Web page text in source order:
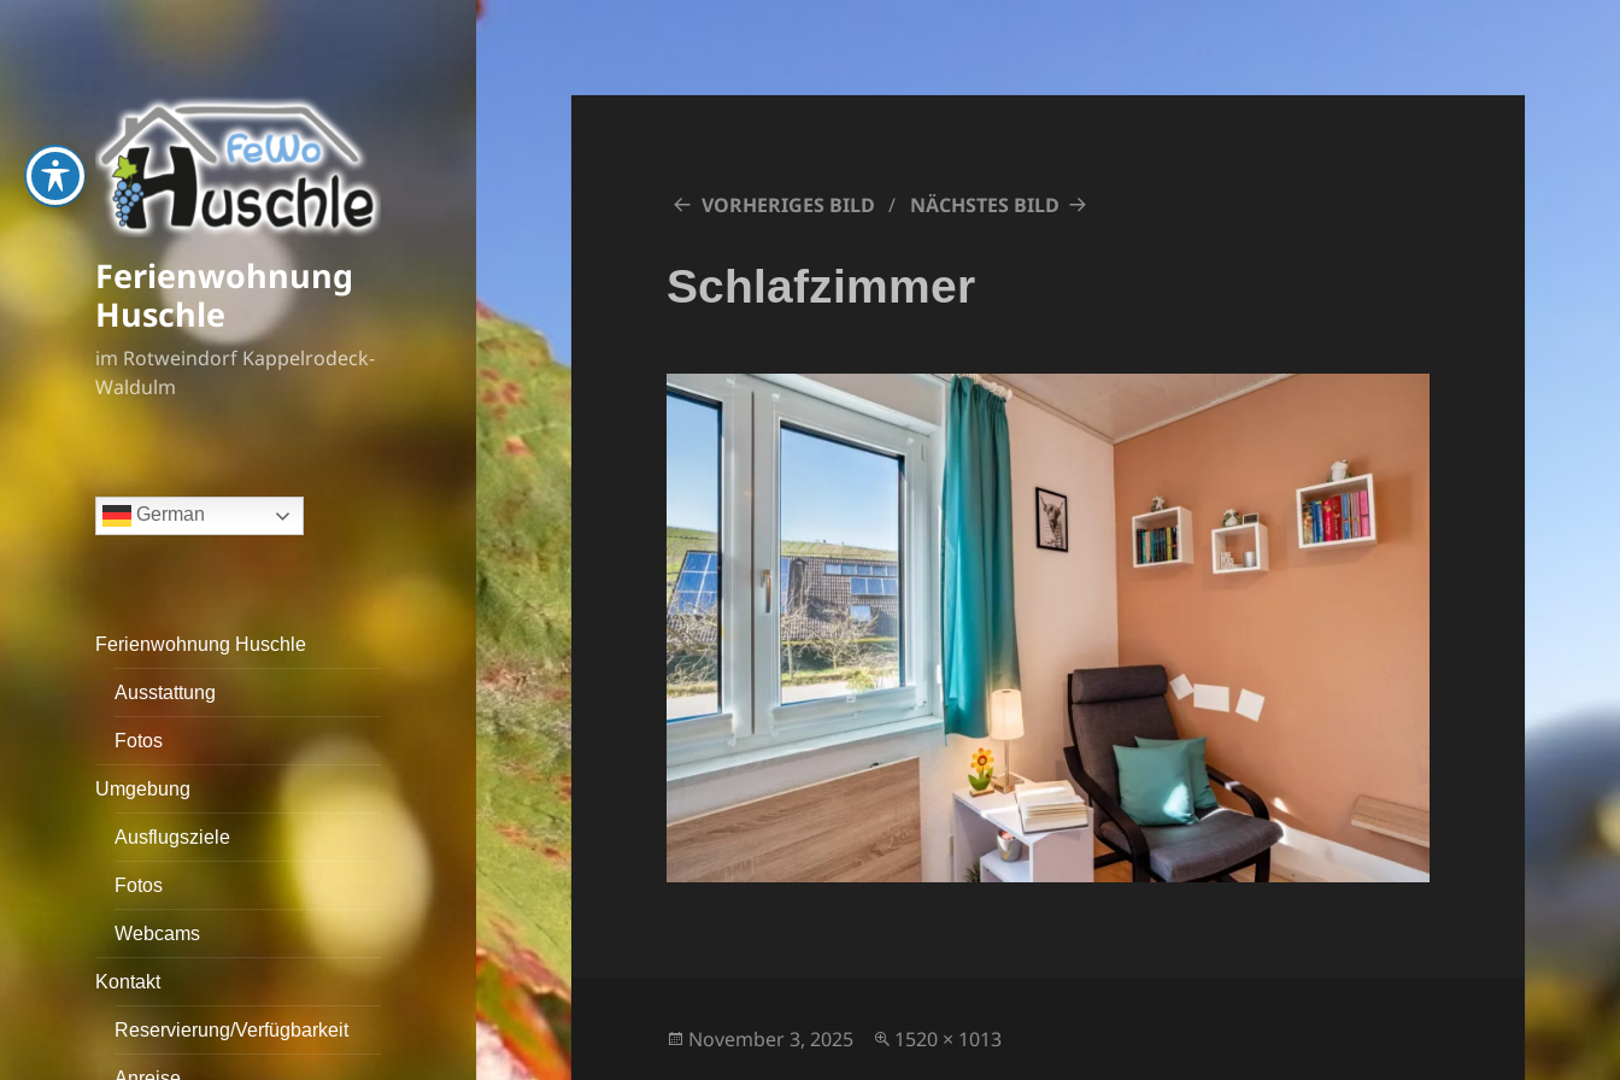
Ferienwohnung
Huschle
im Rotweindorf Kappelrodeck-
Waldulm
German
Ferienwohnung Huschle
Ausstattung
Fotos
Umgebung
Ausflugsziele
Fotos
Webcams
Kontakt
Reservierung/Verfügbarkeit
VORHERIGES BILD NÄCHSTES BILD
Schlafzimmer
Veröffentlicht
November 3, 2025 Originalgröße
1520 × 1013